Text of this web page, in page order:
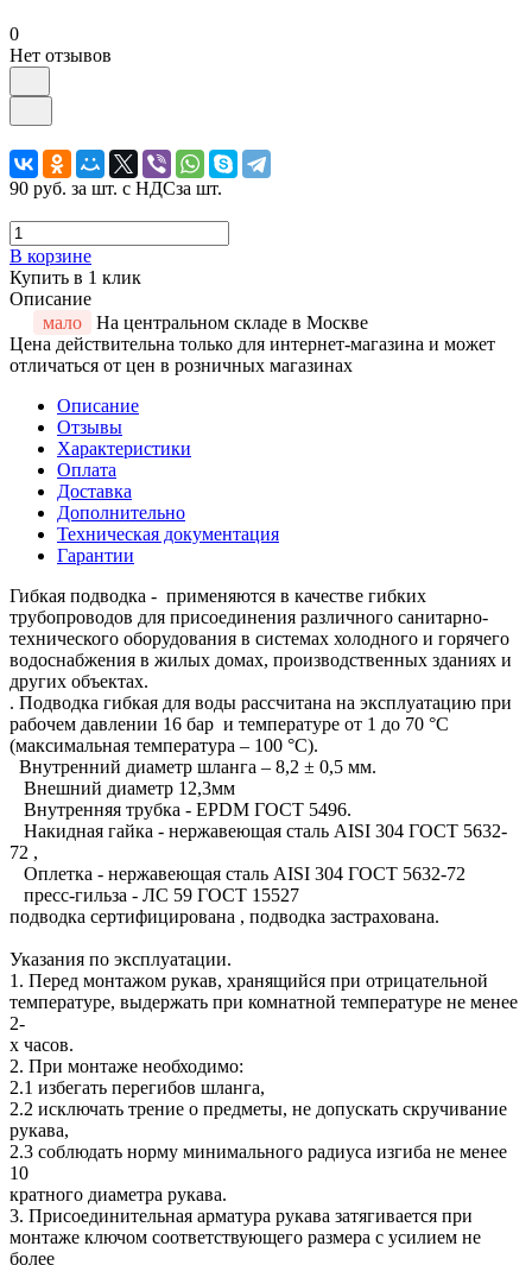
0
Нет отзывов
90 руб. за шт. с НДСза шт.
В корзине
Купить в 1 клик
Описание
мало
На центральном складе в Москве
Цена действительна только для интернет-магазина и может
отличаться от цен в розничных магазинах
Описание
Отзывы
Характеристики
Оплата
Доставка
Дополнительно
Техническая документация
Гарантии
Гибкая подводка - применяются в качестве гибких
трубопроводов для присоединения различного санитарно-
технического оборудования в системах холодного и горячего
водоснабжения в жилых домах, производственных зданиях и
других объектах.
. Подводка гибкая для воды рассчитана на эксплуатацию при
рабочем давлении 16 бар и температуре от 1 до 70 °C
(максимальная температура – 100 °C).
Внутренний диаметр шланга – 8,2 ± 0,5 мм.
Внешний диаметр 12,3мм
Внутренняя трубка - ЕРDМ ГОСТ 5496.
Накидная гайка - нержавеющая сталь AISI 304 ГОСТ 5632-
72 ,
Оплетка - нержавеющая сталь AISI 304 ГОСТ 5632-72
пресс-гильза - ЛС 59 ГОСТ 15527
подводка сертифицирована , подводка застрахована.
Указания по эксплуатации.
1. Перед монтажом рукав, хранящийся при отрицательной
температуре, выдержать при комнатной температуре не менее
2-
х часов.
2. При монтаже необходимо:
2.1 избегать перегибов шланга,
2.2 исключать трение о предметы, не допускать скручивание
рукава,
2.3 соблюдать норму минимального радиуса изгиба не менее
10
кратного диаметра рукава.
3. Присоединительная арматура рукава затягивается при
монтаже ключом соответствующего размера с усилием не
более